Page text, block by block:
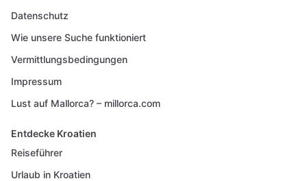
Datenschutz
Wie unsere Suche funktioniert
Vermittlungsbedingungen
Impressum
Lust auf Mallorca? – millorca.com
Entdecke Kroatien
Reiseführer
Urlaub in Kroatien